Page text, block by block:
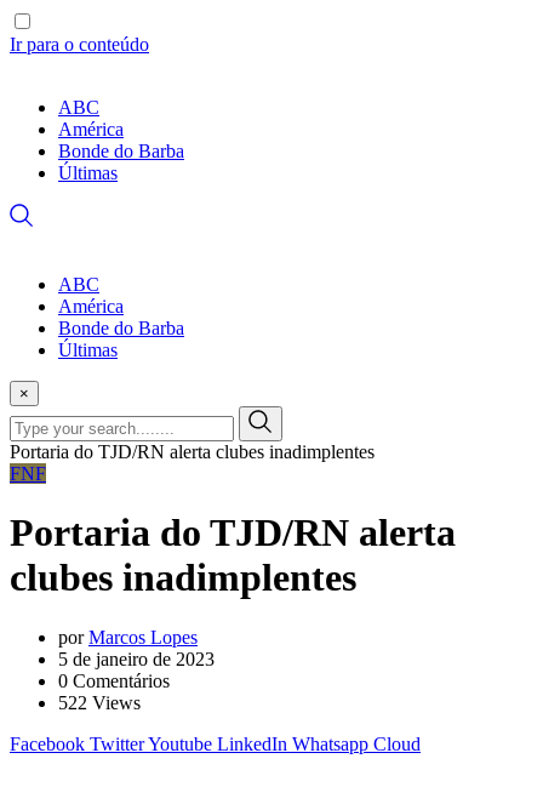
Ir para o conteúdo
ABC
América
Bonde do Barba
Últimas
ABC
América
Bonde do Barba
Últimas
×
Portaria do TJD/RN alerta clubes inadimplentes
FNF
Portaria do TJD/RN alerta
clubes inadimplentes
porMarcos Lopes
5 de janeiro de 2023
0 Comentários
522 Views
Facebook TwitterYoutube LinkedIn Whatsapp Cloud